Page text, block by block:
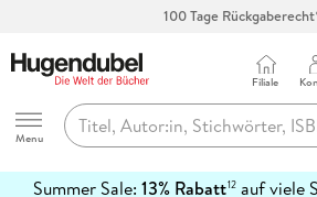
100 Tage
Hugendubel
Menu
Filiale
Summer Sale: 13% Rabatt12auf viele